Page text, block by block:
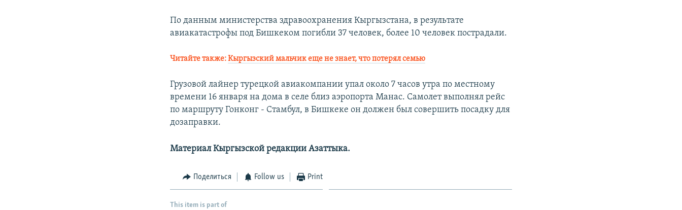
По данным министерства здравоохранения Кыргызстана, в результате
авиакатастрофы под Бишкеком погибли 37 человек, более 10 человек пострадали.
Читайте также:Кыргызский мальчик еще не знает, что потерял семью
Грузовой лайнер турецкой авиакомпании упал около 7 часов утра по местному
времени 16 января на дома в селе близ аэропорта Манас. Самолет выполнял рейс
по маршруту Гонконг - Стамбул, в Бишкеке он должен был совершить посадку для
дозаправки.
Материал Кыргызской редакции Азаттыка.
Поделиться Follow us Print
This item is part of